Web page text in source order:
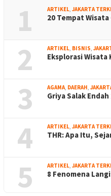
1 ARTIKEL JAKARTA
20 Tempat
2 ARTIKEL BISNIS
Eksplorasi
3 AGAMA DAERAH
Griya Salak
4 ARTIKEL JAKARTA
THR: Apa Itu,
5 ARTIKEL JAKARTA
8 Fenomena